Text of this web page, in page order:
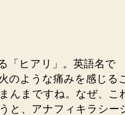
「ヒアリ」。英語名で
のような痛みを感じる
んまですね。なぜ、こ
と、アナフィキラシー